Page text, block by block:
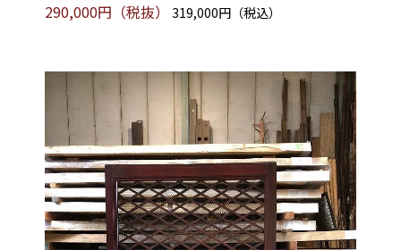
290,000円（税抜）
319,000円（税込）